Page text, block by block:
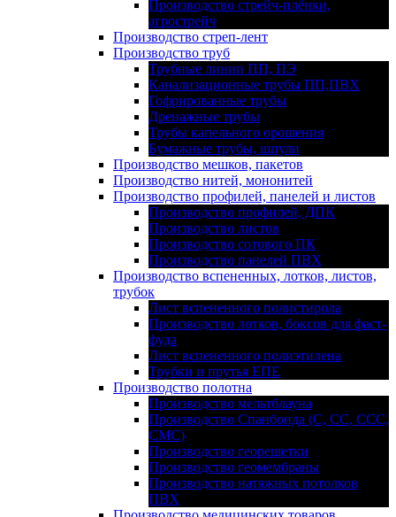
Производство стрейч-плёнки,
агрострейч
Производство стреп-лент
Производство труб
Трубные линии ПП, ПЭ
Канализационные трубы ПП,ПВХ
Гофрированные трубы
Дренажные трубы
Трубы капельного орошения
Бумажные трубы, шпули
Производство мешков, пакетов
Производство нитей, мононитей
Производство профилей, панелей и листов
Производство профилей, ДПК
Производство листов
Производство сотового ПК
Производство панелей ПВХ
Производство вспененных, лотков, листов,
трубок
Лист вспененного полистирола
Производство лотков, боксов для фаст-
фуда
Лист вспененного полиэтилена
Трубки и прутья ЕПЕ
Производство полотна
Производство мельтблауна
Производство Спанбонда (С, СС, ССС,
СМС)
Производство георешетки
Производство геомембраны
Производство натяжных потолков
ПВХ